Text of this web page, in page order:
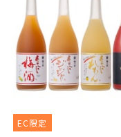
EC限定